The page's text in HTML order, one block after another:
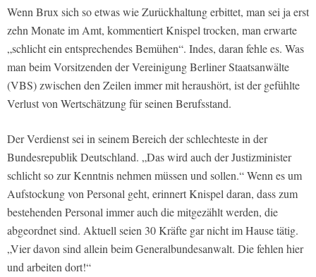
Wenn Brux sich so etwas wie Zurückhaltung erbittet, man sei ja erst
zehn Monate im Amt, kommentiert Knispel trocken, man erwarte
„schlicht ein entsprechendes Bemühen“. Indes, daran fehle es. Was
man beim Vorsitzenden der Vereinigung Berliner Staatsanwälte
(VBS) zwischen den Zeilen immer mit heraushört, ist der gefühlte
Verlust von Wertschätzung für seinen Berufsstand.
Der Verdienst sei in seinem Bereich der schlechteste in der
Bundesrepublik Deutschland. „Das wird auch der Justizminister
schlicht so zur Kenntnis nehmen müssen und sollen.“ Wenn es um
Aufstockung von Personal geht, erinnert Knispel daran, dass zum
bestehenden Personal immer auch die mitgezählt werden, die
abgeordnet sind. Aktuell seien 30 Kräfte gar nicht im Hause tätig.
„Vier davon sind allein beim Generalbundesanwalt. Die fehlen hier
und arbeiten dort!“